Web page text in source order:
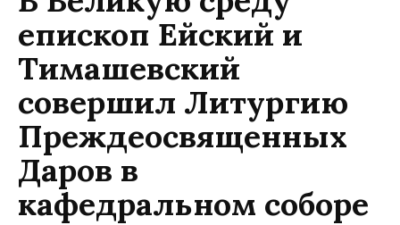
епископ Ейский и
Тимашевский
совершил Литургию
Преждеосвященных
Даров в
кафедральном соборе